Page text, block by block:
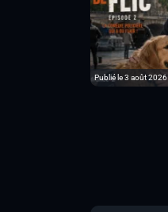
Publié le 3 août 2026